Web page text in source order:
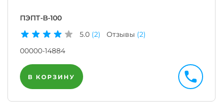
ПЭПТ-В-100
5.0 (2) Отзывы (2)
00000-14884
В КОРЗИНУ